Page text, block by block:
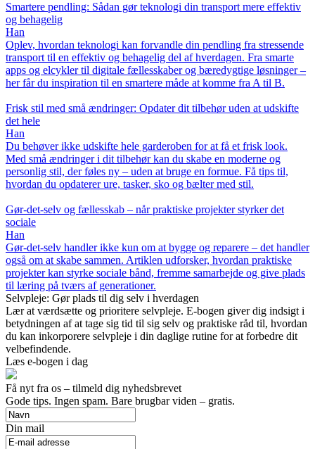
Smartere pendling: Sådan gør teknologi din transport mere effektiv
og behagelig
Han
Oplev, hvordan teknologi kan forvandle din pendling fra stressende
transport til en effektiv og behagelig del af hverdagen. Fra smarte
apps og elcykler til digitale fællesskaber og bæredygtige løsninger –
her får du inspiration til en smartere måde at komme fra A til B.
Frisk stil med små ændringer: Opdater dit tilbehør uden at udskifte
det hele
Han
Du behøver ikke udskifte hele garderoben for at få et frisk look.
Med små ændringer i dit tilbehør kan du skabe en moderne og
personlig stil, der føles ny – uden at bruge en formue. Få tips til,
hvordan du opdaterer ure, tasker, sko og bælter med stil.
Gør-det-selv og fællesskab – når praktiske projekter styrker det
sociale
Han
Gør-det-selv handler ikke kun om at bygge og reparere – det handler
også om at skabe sammen. Artiklen udforsker, hvordan praktiske
projekter kan styrke sociale bånd, fremme samarbejde og give plads
til læring på tværs af generationer.
Selvpleje: Gør plads til dig selv i hverdagen
Lær at værdsætte og prioritere selvpleje. E-bogen giver dig indsigt i
betydningen af at tage sig tid til sig selv og praktiske råd til, hvordan
du kan inkorporere selvpleje i din daglige rutine for at forbedre dit
velbefindende.
Læs e-bogen i dag
Få nyt fra os – tilmeld dig nyhedsbrevet
Gode tips. Ingen spam. Bare brugbar viden – gratis.
Din mail